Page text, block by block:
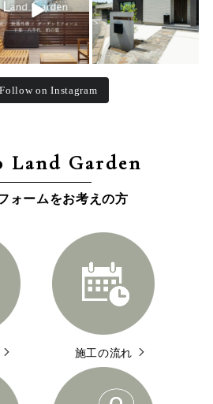
Follow on Instagram
Land Garden
ォームをお考えの方
施工の流れ